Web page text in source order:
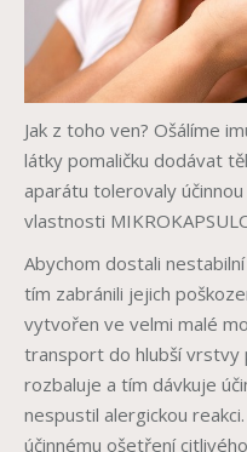
Jak z toho ven? Ošálíme
látky pomaličku dodávat
aparátu tolerovaly
vlastnosti
Abychom dostali
tím zabránili jejich
vytvořen ve velmi malé
transport do hlubší vrstvy
rozbaluje a tím dávkuje
nespustil alergickou
účinnému ošetření